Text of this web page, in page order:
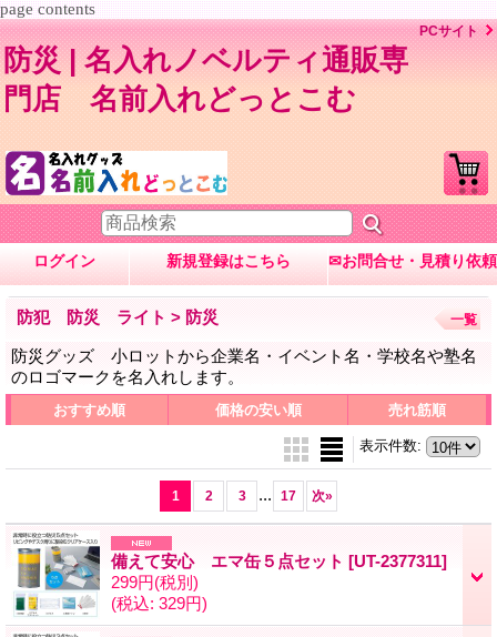
page contents
防災 | 名入れノベルティ通販専
門店 名前入れどっとこむ
PCサイト
ログイン 新規登録はこちら ✉お問合せ・見積り依頼
防犯 防災 ライト > 防災
防災グッズ 小ロットから企業名・イベント名・学校名や塾名
のロゴマークを名入れします。
一覧
おすすめ順 価格の安い順 売れ筋順
表示件数:
1 2 3 ... 17 次»
備えて安心 エマ缶５点セット [UT-2377311]
299円(税別)
(税込: 329円)